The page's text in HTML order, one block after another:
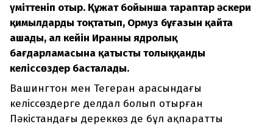
үміттеніп отыр. Құжат бойынша тараптар әскери
қимылдарды тоқтатып, Ормуз бұғазын қайта
ашады, ал кейін Иранның ядролық
бағдарламасына қатысты толыққанды
келіссөздер басталады.
Вашингтон мен Тегеран арасындағы
келіссөздерге делдал болып отырған
Пәкістандағы дереккөз де бұл ақпаратты